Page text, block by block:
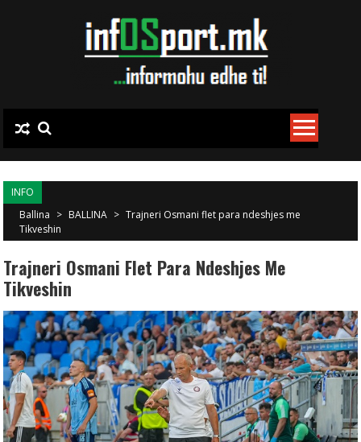
INFO
Ballina > BALLINA > Trajneri Osmani flet para ndeshjes me
Tikveshin
Trajneri Osmani Flet Para Ndeshjes Me
Tikveshin